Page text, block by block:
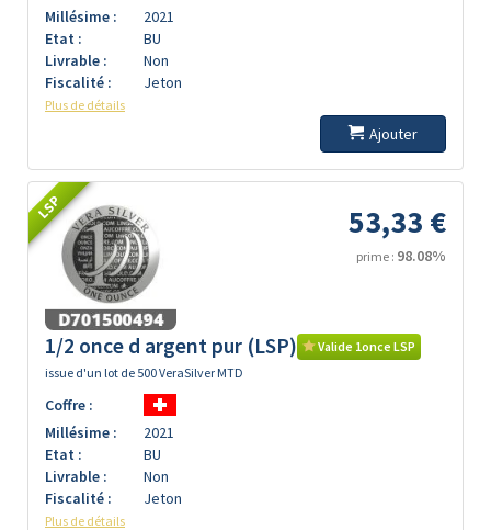
Millésime :
2021
Etat :
BU
Livrable :
Non
Fiscalité :
Jeton
Plus de détails
Ajouter
LSP 53,33 €
prime : 98.08%
1/2 once d argent pur (LSP)
Valide 1once LSP
issue d'un lot de 500 VeraSilver MTD
Coffre :
Millésime :
2021
Etat :
BU
Livrable :
Non
Fiscalité :
Jeton
Plus de détails